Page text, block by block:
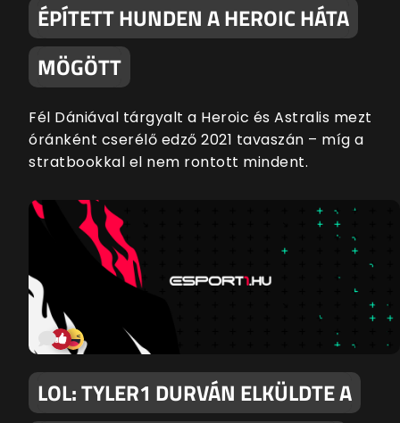
ÉPÍTETT HUNDEN A HEROIC HÁTA
MÖGÖTT
Fél Dániával tárgyalt a Heroic és Astralis mezt
óránként cserélő edző 2021 tavaszán – míg a
stratbookkal el nem rontott mindent.
LOL: TYLER1 DURVÁN ELKÜLDTE A